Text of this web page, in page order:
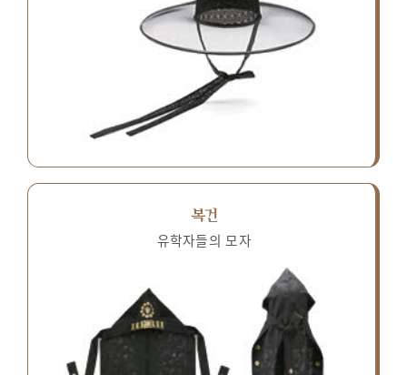
복건
유학자들의 모자